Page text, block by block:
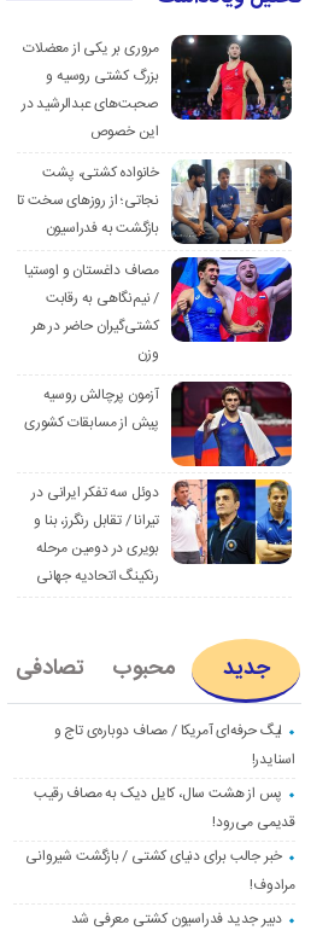
مروری بر یکی از معضلات
بزرگ کشتی روسیه و
صحبت‌های عبدالرشید در
این خصوص
خانواده کشتی، پشت
نجاتی؛ از روزهای سخت تا
بازگشت به فدراسیون
مصاف داغستان و اوستیا
/ نیم‌نگاهی به رقابت
کشتی‌گیران حاضر در هر
وزن
آزمون پرچالش روسیه
پیش از مسابقات کشوری
دوئل سه تفکر ایرانی در
تیرانا / تقابل رنگرز، بنا و
بویری در دومین مرحله
رنکینگ اتحادیه جهانی
جدید محبوب تصادفی
لیگ حرفه‌ای آمریکا / مصاف دوباره‌ی تاج و
اسنایدر!
پس از هشت سال، کایل دیک به مصاف رقیب
قدیمی می‌رود!
خبر جالب برای دنیای کشتی / بازگشت شیروانی
مرادوف!
دبیر جدید فدراسیون کشتی معرفی شد